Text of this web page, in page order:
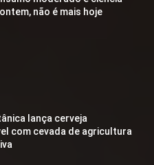
não é mais hoje
lança cerveja
com cevada de agricultura